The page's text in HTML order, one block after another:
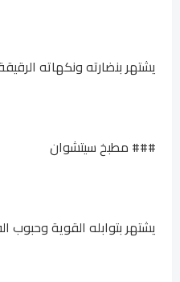
يشتهر بنضارته ونكهاته
### مطبخ سيتشوان
يشتهر بتوابله القوية وحبوب